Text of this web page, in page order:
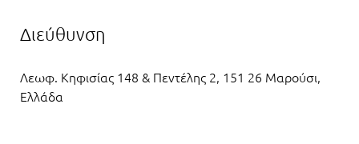
Διεύθυνση
Λεωφ. Κηφισίας 148 & Πεντέλης 2, 151 26 Μαρούσι,
Ελλάδα